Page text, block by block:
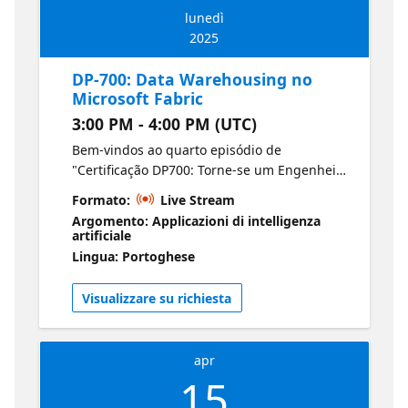
lunedì
2025
DP-700: Data Warehousing no
Microsoft Fabric
3:00 PM - 4:00 PM (UTC)
Bem-vindos ao quarto episódio de
"Certificação DP700: Torne-se um Engenheiro
de Dados do Fabric". Entenda o data
warehousing no Fabric aprendendo como
carregar dados, executar consultas
otimizadas, monitorar o desempenho e
concentra em técnicas práticas para
gerenciar dados em larga escala de forma
eficiente. Microsoft Certified: Fabric Data
Formato:
Live Stream
Argomento: Applicazioni di intelligenza
artificiale
Lingua: Portoghese
Visualizzare su richiesta
apr